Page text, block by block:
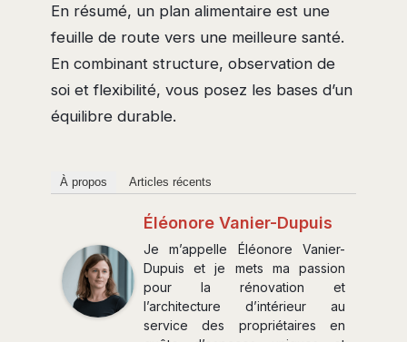
En résumé, un plan alimentaire est une
feuille de route vers une meilleure santé.
En combinant structure, observation de
soi et flexibilité, vous posez les bases d’un
équilibre durable.
À propos Articles récents
Éléonore Vanier-Dupuis
Je m’appelle Éléonore Vanier-
Dupuis et je mets ma passion
pour la rénovation et
l’architecture d’intérieur au
service des propriétaires en